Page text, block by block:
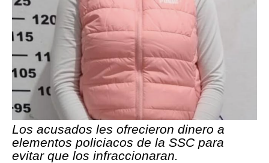
Los acusados les ofrecieron dinero a
elementos policiacos de la SSC para
evitar que los infraccionaran.